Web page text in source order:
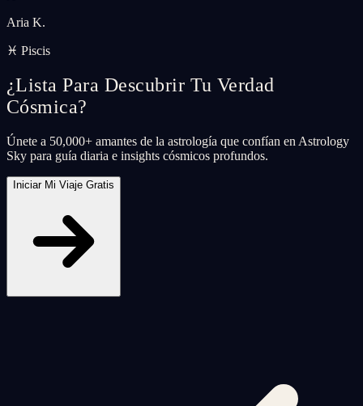
Aria K.
♓ Piscis
¿Lista Para Descubrir Tu Verdad
Cósmica?
Únete a 50,000+ amantes de la astrología que confían en Astrology
Sky para guía diaria e insights cósmicos profundos.
Iniciar Mi Viaje Gratis